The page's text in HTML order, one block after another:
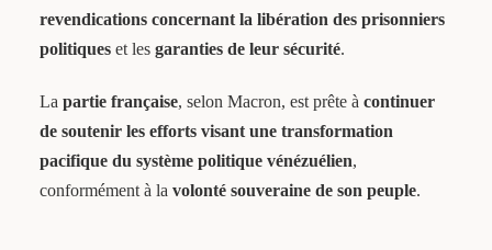
revendications concernant la libération des prisonniers
politiqueset les garanties de leur sécurité.
La partie française, selon Macron, est prête à continuer
de soutenir les efforts visant une transformation
pacifique du système politique vénézuélien,
conformément à la volonté souveraine de son peuple.